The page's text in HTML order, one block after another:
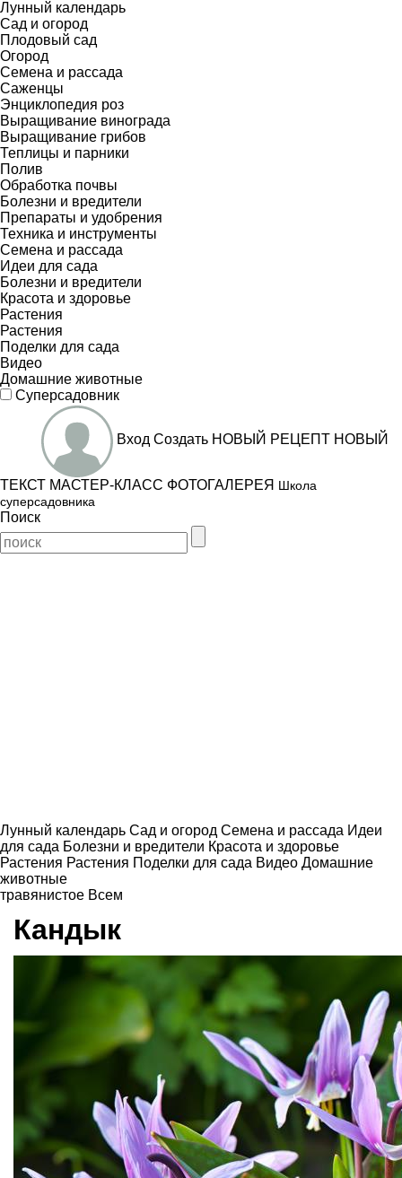
Лунный календарь
Сад и огород
Плодовый сад
Огород
Семена и рассада
Саженцы
Энциклопедия роз
Выращивание винограда
Выращивание грибов
Теплицы и парники
Полив
Обработка почвы
Болезни и вредители
Препараты и удобрения
Техника и инструменты
Семена и рассада
Идеи для сада
Болезни и вредители
Красота и здоровье
Растения
Растения
Поделки для сада
Видео
Домашние животные
Суперсадовник
Вход Создать НОВЫЙ РЕЦЕПТ НОВЫЙ
ТЕКСТ МАСТЕР-КЛАСС ФОТОГАЛЕРЕЯ Школа
суперсадовника
Поиск
Лунный календарь Сад и огород Семена и рассада Идеи
для сада Болезни и вредители Красота и здоровье
Растения Растения Поделки для сада Видео Домашние
животные
травянистое Всем
Кандык